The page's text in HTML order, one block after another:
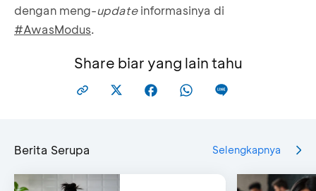
dengan meng-updateinformasinya di
#AwasModus.
Share biar yang lain tahu
Berita Serupa Selengkapnya